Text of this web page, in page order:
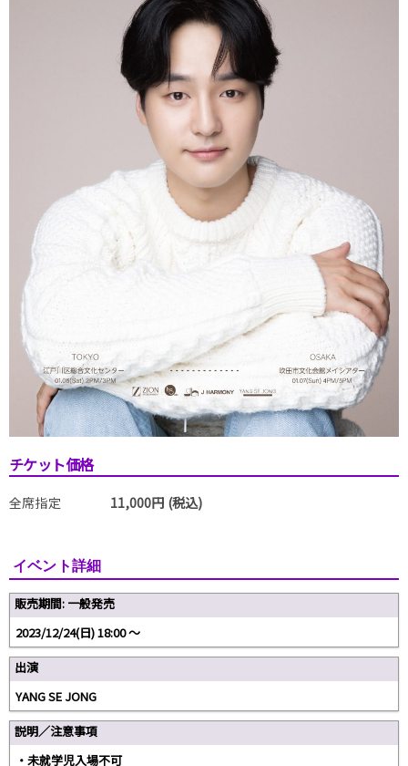
チケット価格
全席指定 11,000円 (税込)
イベント詳細
販売期間: 一般発売
2023/12/24(日) 18:00 〜
出演
YANG SE JONG
説明／注意事項
・未就学児入場不可